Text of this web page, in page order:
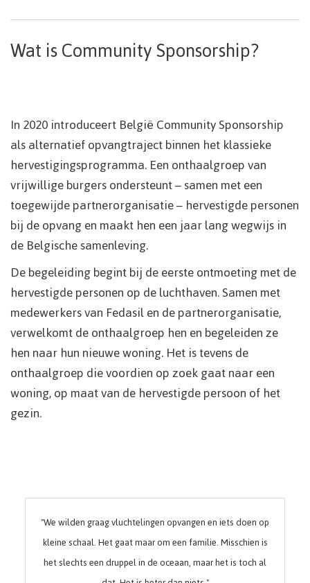
Wat is Community Sponsorship?
In 2020 introduceert België Community Sponsorship
als alternatief opvangtraject binnen het klassieke
hervestigingsprogramma. Een onthaalgroep van
vrijwillige burgers ondersteunt – samen met een
toegewijde partnerorganisatie – hervestigde personen
bij de opvang en maakt hen een jaar lang wegwijs in
de Belgische samenleving.
De begeleiding begint bij de eerste ontmoeting met de
hervestigde personen op de luchthaven. Samen met
medewerkers van Fedasil en de partnerorganisatie,
verwelkomt de onthaalgroep hen en begeleiden ze
hen naar hun nieuwe woning. Het is tevens de
onthaalgroep die voordien op zoek gaat naar een
woning, op maat van de hervestigde persoon of het
gezin.
"We wilden graag vluchtelingen opvangen en iets doen op
kleine schaal. Het gaat maar om een familie. Misschien is
het slechts een druppel in de oceaan, maar het is toch al